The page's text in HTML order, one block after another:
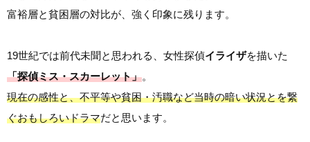
富裕層と貧困層の対比が、強く印象に残ります。
19世紀では前代未聞と思われる、女性探偵イライザを描いた
「探偵ミス・スカーレット」。
現在の感性と、不平等や貧困・汚職など当時の暗い状況とを繋
ぐおもしろいドラマだと思います。